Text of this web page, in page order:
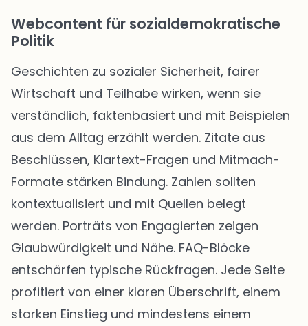
Webcontent für sozialdemokratische
Politik
Geschichten zu sozialer Sicherheit, fairer
Wirtschaft und Teilhabe wirken, wenn sie
verständlich, faktenbasiert und mit Beispielen
aus dem Alltag erzählt werden. Zitate aus
Beschlüssen, Klartext-Fragen und Mitmach-
Formate stärken Bindung. Zahlen sollten
kontextualisiert und mit Quellen belegt
werden. Porträts von Engagierten zeigen
Glaubwürdigkeit und Nähe. FAQ-Blöcke
entschärfen typische Rückfragen. Jede Seite
profitiert von einer klaren Überschrift, einem
starken Einstieg und mindestens einem